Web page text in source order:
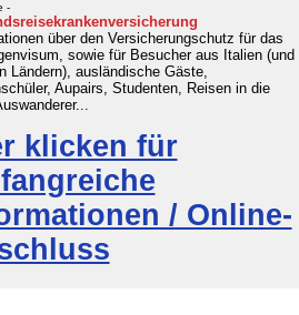
-
über den Versicherungschutz für das
sowie für Besucher aus Italien (und
Ländern), ausländische Gäste,
Aupairs, Studenten, Reisen in die
klicken für
/ Online-